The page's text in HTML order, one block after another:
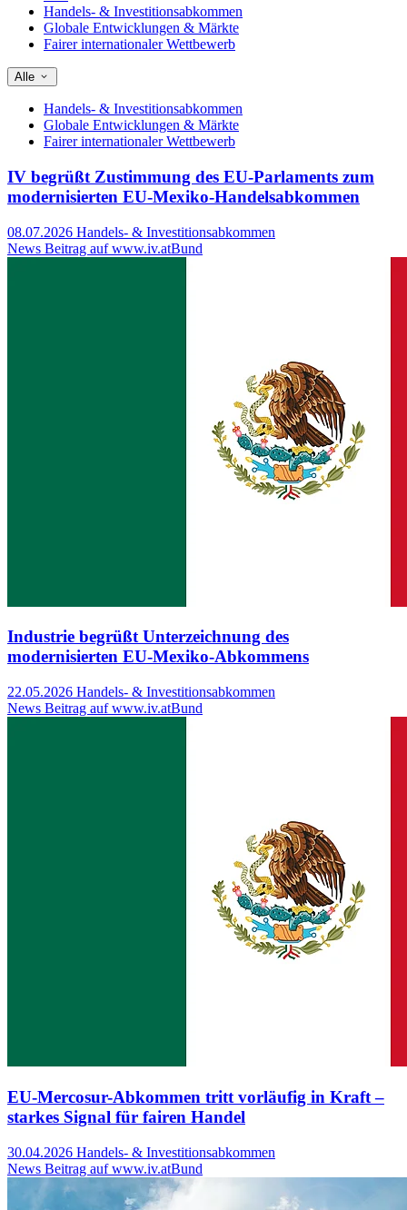
Handels- & Investitionsabkommen
Globale Entwicklungen & Märkte
Fairer internationaler Wettbewerb
Alle
Handels- & Investitionsabkommen
Globale Entwicklungen & Märkte
Fairer internationaler Wettbewerb
IV begrüßt Zustimmung des EU-Parlaments zum
modernisierten EU-Mexiko-Handelsabkommen
08.07.2026 Handels- & Investitionsabkommen
News Beitrag auf www.iv.atBund
Industrie begrüßt Unterzeichnung des
modernisierten EU-Mexiko-Abkommens
22.05.2026 Handels- & Investitionsabkommen
News Beitrag auf www.iv.atBund
EU-Mercosur-Abkommen tritt vorläufig in Kraft –
starkes Signal für fairen Handel
30.04.2026 Handels- & Investitionsabkommen
News Beitrag auf www.iv.atBund